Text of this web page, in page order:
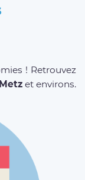
! Retrouvez
et environs.